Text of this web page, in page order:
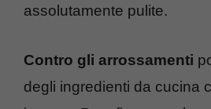
assolutamente pulite.
Contro gli arrossamenti
degli ingredienti da cucina